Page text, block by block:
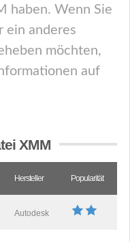
haben. Wenn Sie
ein anderes
möchten,
auf
XMM
Hersteller Popularität
Autodesk